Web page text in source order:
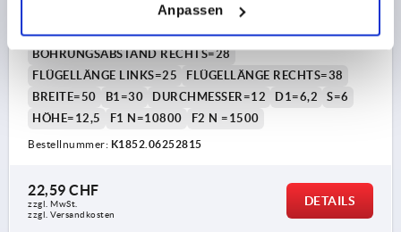
Anpassen
LÄNGE=63
BOHRUNGSABSTAND LINKS=15
BOHRUNGSABSTAND RECHTS=28
FLÜGELLÄNGE LINKS=25
FLÜGELLÄNGE RECHTS=38
BREITE=50
B1=30 DURCHMESSER=12 D1=6,2
S=6
HÖHE=12,5
F1 N=10800 F2 N =1500
Bestellnummer: K1852.06252815
22,59 CHF
zzgl. MwSt.
zzgl. Versandkosten
DETAILS